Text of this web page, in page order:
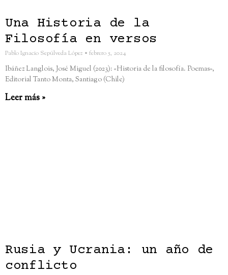
Una Historia de la
Filosofía en versos
Pablo Ignacio Sepúlveda López febrero 5, 2024
Ibáñez Langlois, José Miguel (2023): «Historia de la filosofía. Poemas»,
Editorial Tanto Monta, Santiago (Chile)
Leer más »
Rusia y Ucrania: un año de
conflicto